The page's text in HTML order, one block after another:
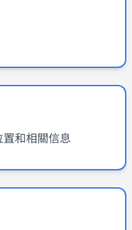
和相關信息